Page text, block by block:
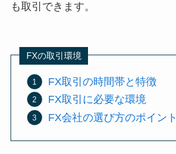
も取引できます。
FXの取引環境
FX取引の時間帯と特徴
FX取引に必要な環境
FX会社の選び方のポイント